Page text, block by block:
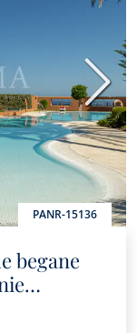
PANR-15136
begane